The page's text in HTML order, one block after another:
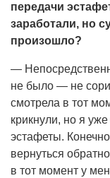
передачи
заработали, но
произошло?
—
не было — не
смотрела в тот
крикнули, но я
эстафеты.
вернуться
в тот момент у